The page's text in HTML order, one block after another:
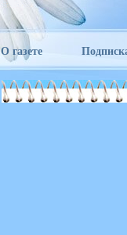
О газете